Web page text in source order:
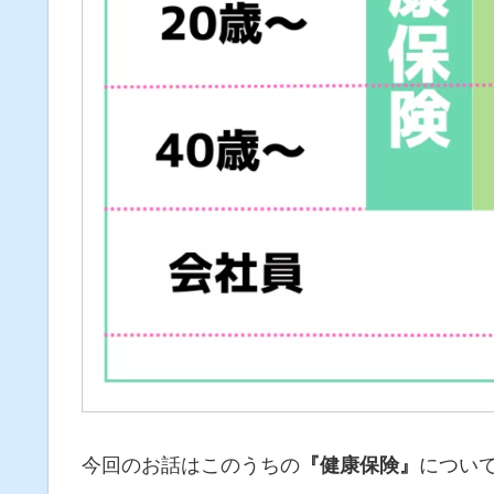
今回のお話はこのうちの 『健康保険』 につい